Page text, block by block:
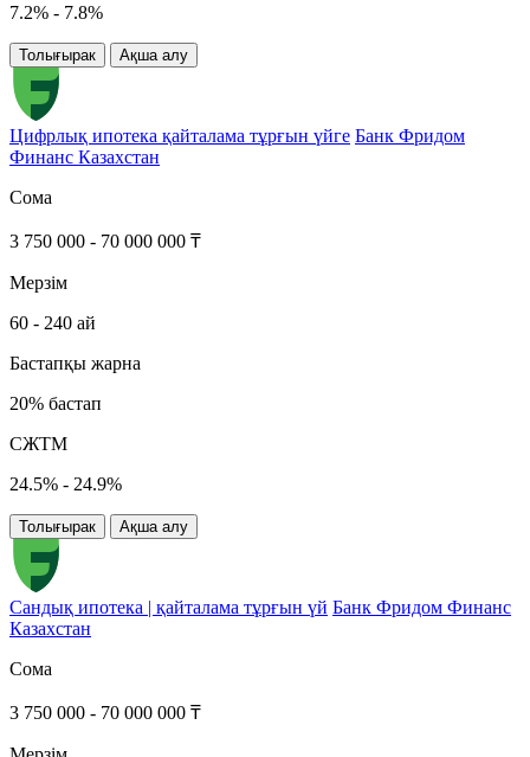
7.2% - 7.8%
Толығырак Ақша алу
Цифрлық ипотека қайталама тұрғын үйге Банк Фридом
Финанс Казахстан
Сома
3 750 000 - 70 000 000 ₸
Мерзім
60 - 240 ай
Бастапқы жарна
20% бастап
СЖТМ
24.5% - 24.9%
Толығырак Ақша алу
Сандық ипотека | қайталама тұрғын үй Банк Фридом Финанс
Казахстан
Сома
3 750 000 - 70 000 000 ₸